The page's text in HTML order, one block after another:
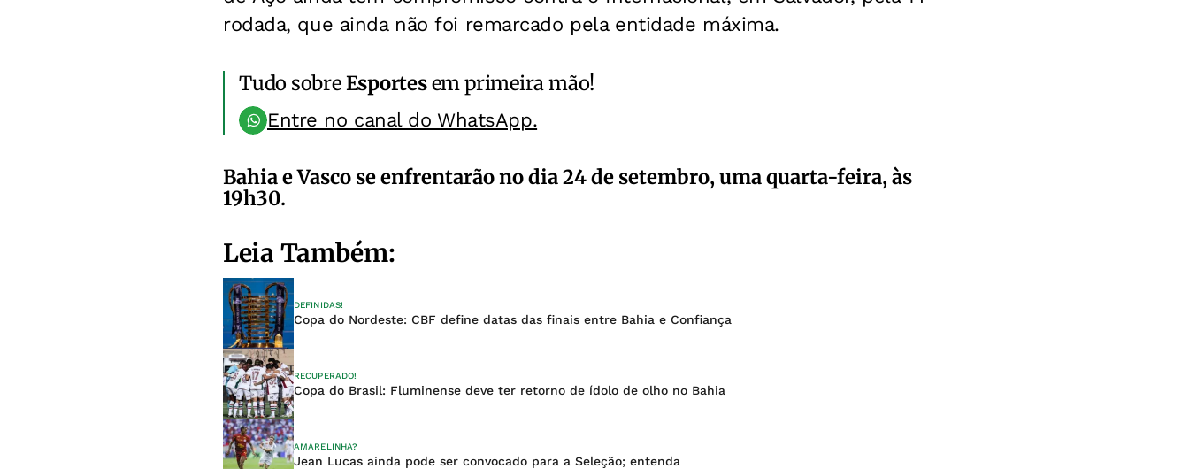
rodada, que ainda não foi remarcado pela entidade máxima.
Tudo sobreEsportesem primeira mão!
Entre no canal do WhatsApp.
Bahia e Vasco se enfrentarão no dia 24 de setembro, uma quarta-feira, às
19h30.
Leia Também:
DEFINIDAS!
Copa do Nordeste: CBF define datas das finais entre Bahia e Confiança
RECUPERADO!
Copa do Brasil: Fluminense deve ter retorno de ídolo de olho no Bahia
AMARELINHA?
Jean Lucas ainda pode ser convocado para a Seleção; entenda